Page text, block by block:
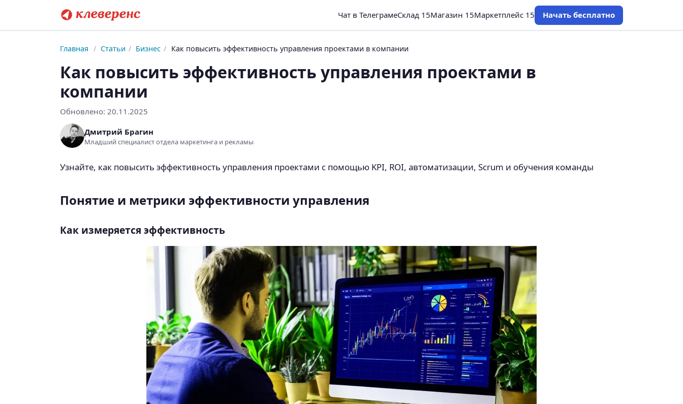
Чат в ТелеграмеСклад 15Магазин 15Маркетплейс 15 Начать бесплатно
Главная / Статьи / Бизнес / Как повысить эффективность управления проектами в компании
Как повысить эффективность управления проектами в
компании
Обновлено: 20.11.2025
Дмитрий Брагин
Младший специалист отдела маркетинга и рекламы
Узнайте, как повысить эффективность управления проектами с помощью KPI, ROI, автоматизации, Scrum и обучения команды
Понятие и метрики эффективности управления
Как измеряется эффективность